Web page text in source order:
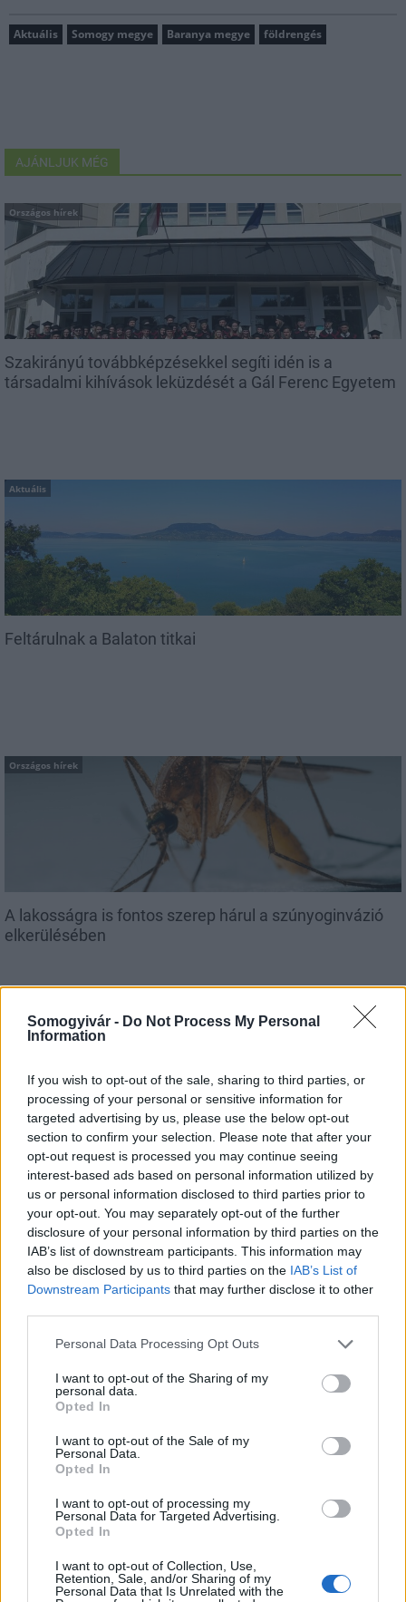
Somogyivár - Do Not Process My Personal
Information
If you wish to opt-out of the sale, sharing to third parties, or
processing of your personal or sensitive information for
targeted advertising by us, please use the below opt-out
section to confirm your selection. Please note that after your
opt-out request is processed you may continue seeing
interest-based ads based on personal information utilized by
us or personal information disclosed to third parties prior to
your opt-out. You may separately opt-out of the further
disclosure of your personal information by third parties on the
IAB’s list of downstream participants. This information may
also be disclosed by us to third parties on the IAB’s List of
Downstream Participants that may further disclose it to other
Please note that this website/app uses one or more Google
not limited to your visit or usage behaviour. You may click to
grant or deny consent to Google and its third-party tags to
use your data for below specified purposes in below Google
consent section.
Personal Data Processing Opt Outs
I want to opt-out of the Sharing of my
personal data.
Opted In
I want to opt-out of the Sale of my
Personal Data.
Opted In
I want to opt-out of processing my
Personal Data for Targeted Advertising.
Opted In
I want to opt-out of Collection, Use,
Retention, Sale, and/or Sharing of my
Personal Data that Is Unrelated with the
Aktuális Somogy megye Baranya megye földrengés
AJÁNLJUK MÉG
Országos hírek
Szakirányú továbbképzésekkel segíti idén is a
társadalmi kihívások leküzdését a Gál Ferenc Egyetem
Aktuális
Feltárulnak a Balaton titkai
Országos hírek
A lakosságra is fontos szerep hárul a szúnyoginvázió
elkerülésében
MAGYAR ÉPÍTŐK
Mi épül?
Épített öröksége megújításával is készül Mohács a
csata ötszázadik évfordulójára
Új kápolna, kiállítótér épült a mohácsi csata emlékhelyén. A
városban is számos beruházás készült el vagy közeledik a
befejezéshez. Új parkolóház létesül, megújul a városháza és a
Széchenyi tér is.
Franciaország villamosenergia-
hálózatát